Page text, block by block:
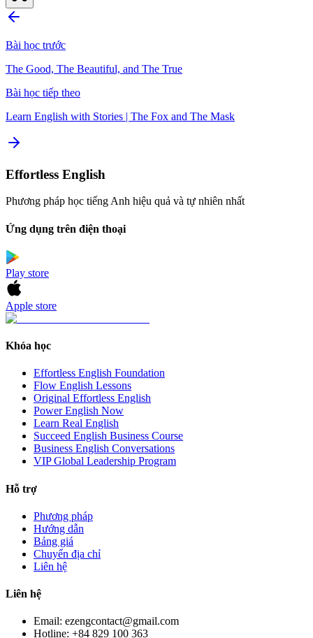
Bài học trước
The Good, The Beautiful, and The True
Bài học tiếp theo
Learn English with Stories | The Fox and The Mask
Effortless English
Phương pháp học tiếng Anh hiệu quả và tự nhiên nhất
Ứng dụng trên điện thoại
Play store
Apple store
Khóa học
Effortless English Foundation
Flow English Lessons
Original Effortless English
Power English Now
Learn Real English
Succeed English Business Course
Business English Conversations
VIP Global Leadership Program
Hỗ trợ
Phương pháp
Hướng dẫn
Bảng giá
Chuyển địa chỉ
Liên hệ
Liên hệ
Email: ezengcontact@gmail.com
Hotline: +84 829 100 363